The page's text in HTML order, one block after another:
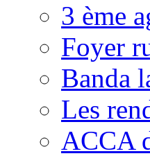
3 ème
Foyer
Banda
Les
ACCA